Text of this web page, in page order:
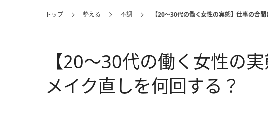
トップ 整える 不調 【20～30代の働く女性の実態】仕事の合
【20～30代の働く女性の
メイク直しを何回する？